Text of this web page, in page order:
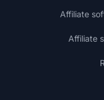
Affiliate
Affiliate